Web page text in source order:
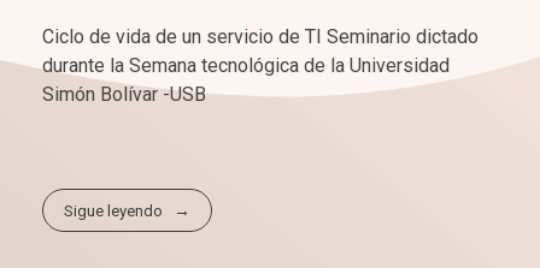
Ciclo de vida de un servicio de TI Seminario dictado
durante la Semana tecnológica de la Universidad
Simón Bolívar -USB
Sigue leyendo